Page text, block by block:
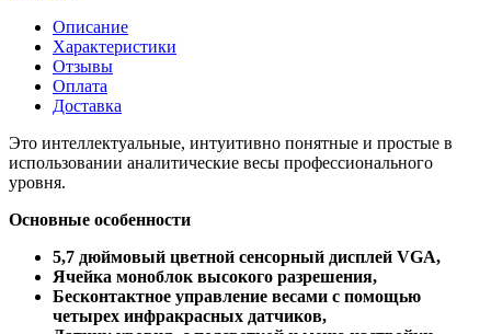
Описание
Характеристики
Отзывы
Оплата
Доставка
Это интеллектуальные, интуитивно понятные и простые в
использовании аналитические весы профессионального
уровня.
Основные особенности
5,7 дюймовый цветной сенсорный дисплей VGA,
Ячейка моноблок высокого разрешения,
Бесконтактное управление весами с помощью
четырех инфракрасных датчиков,